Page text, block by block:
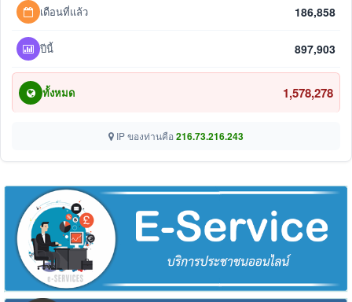
เดือนที่แล้ว 186,858
ปีนี้ 897,903
ทั้งหมด 1,578,278
IP ของท่านคือ 216.73.216.243